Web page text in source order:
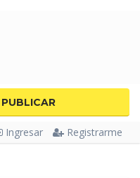
PUBLICAR
Ingresar Registrarme